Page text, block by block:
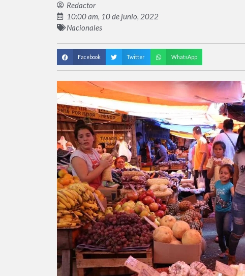
Redactor
10:00 am, 10 de junio, 2022
Nacionales
Facebook Twitter WhatsApp